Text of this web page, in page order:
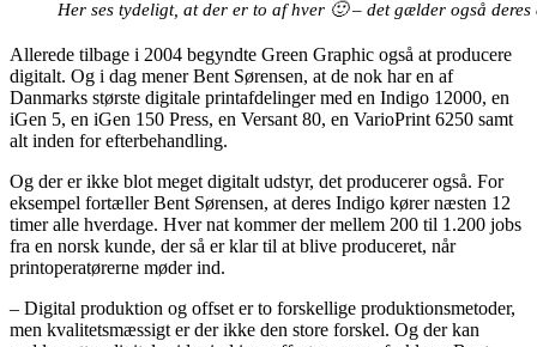
Her ses tydeligt, at der er to af hver 🙂 – det gælder også
Allerede tilbage i 2004 begyndte Green Graphic også at producere
digitalt. Og i dag mener Bent Sørensen, at de nok har en af
Danmarks største digitale printafdelinger med en Indigo 12000, en
iGen 5, en iGen 150 Press, en Versant 80, en VarioPrint 6250 samt
alt inden for efterbehandling.
Og der er ikke blot meget digitalt udstyr, det producerer også. For
eksempel fortæller Bent Sørensen, at deres Indigo kører næsten 12
timer alle hverdage. Hver nat kommer der mellem 200 til 1.200 jobs
fra en norsk kunde, der så er klar til at blive produceret, når
printoperatørerne møder ind.
– Digital produktion og offset er to forskellige produktionsmetoder,
men kvalitetsmæssigt er der ikke den store forskel. Og der kan